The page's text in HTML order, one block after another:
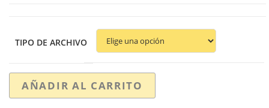
TIPO DE ARCHIVO
AÑADIR AL CARRITO